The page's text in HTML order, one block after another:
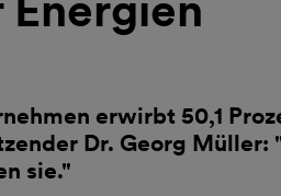
erwirbt 50,1
Dr. Georg Müller:
sie."